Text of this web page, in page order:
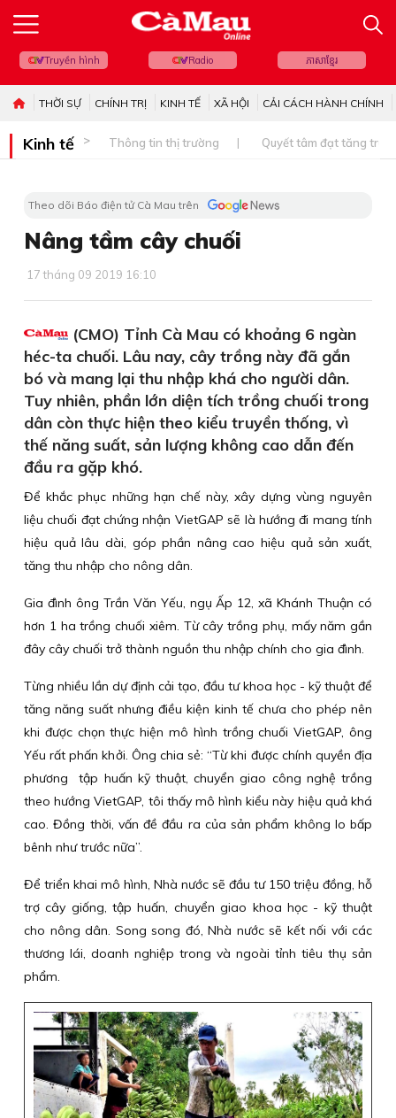
Truyền hình Radio ភាសាខ្មែរ
THỜI SỰ CHÍNH TRỊ KINH TẾ XÃ HỘI CẢI CÁCH HÀNH CHÍNH
Kinh tế Thông tin thị trường Quyết tâm đạt tăng
Theo dõi Báo điện tử Cà Mau trên
Nâng tầm cây chuối
17 tháng 09 2019 16:10
(CMO) Tỉnh Cà Mau có khoảng 6 ngàn
héc-ta chuối. Lâu nay, cây trồng này đã gắn
bó và mang lại thu nhập khá cho người dân.
Tuy nhiên, phần lớn diện tích trồng chuối trong
dân còn thực hiện theo kiểu truyền thống, vì
thế năng suất, sản lượng không cao dẫn đến
đầu ra gặp khó.
Để khắc phục những hạn chế này, xây dựng vùng nguyên
liệu chuối đạt chứng nhận VietGAP sẽ là hướng đi mang tính
hiệu quả lâu dài, góp phần nâng cao hiệu quả sản xuất,
tăng thu nhập cho nông dân.
Gia đình ông Trần Văn Yếu, ngụ Ấp 12, xã Khánh Thuận có
hơn 1 ha trồng chuối xiêm. Từ cây trồng phụ, mấy năm gần
đây cây chuối trở thành nguồn thu nhập chính cho gia đình.
Từng nhiều lần dự định cải tạo, đầu tư khoa học - kỹ thuật để
tăng năng suất nhưng điều kiện kinh tế chưa cho phép nên
khi được chọn thực hiện mô hình trồng chuối VietGAP, ông
Yếu rất phấn khởi. Ông chia sẻ: “Từ khi được chính quyền địa
phương tập huấn kỹ thuật, chuyển giao công nghệ trồng
theo hướng VietGAP, tôi thấy mô hình kiểu này hiệu quả khá
cao. Đồng thời, vấn đề đầu ra của sản phẩm không lo bấp
bênh như trước nữa”.
Để triển khai mô hình, Nhà nước sẽ đầu tư 150 triệu đồng, hỗ
trợ cây giống, tập huấn, chuyển giao khoa học - kỹ thuật
cho nông dân. Song song đó, Nhà nước sẽ kết nối với các
thương lái, doanh nghiệp trong và ngoài tỉnh tiêu thụ sản
phẩm.